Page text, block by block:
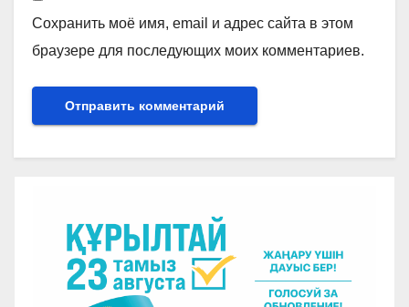
Сохранить моё имя, email и адрес сайта в этом
браузере для последующих моих комментариев.